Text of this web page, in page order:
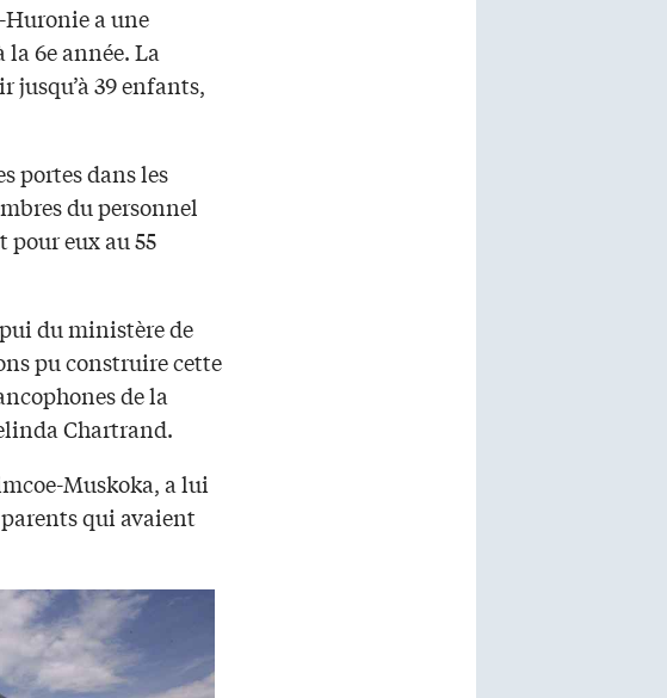
Huronie a une
6e année. La
39 enfants,
portes dans les
du personnel
eux au 55
du ministère de
pu construire cette
de la
Chartrand.
Muskoka, a lui
qui avaient